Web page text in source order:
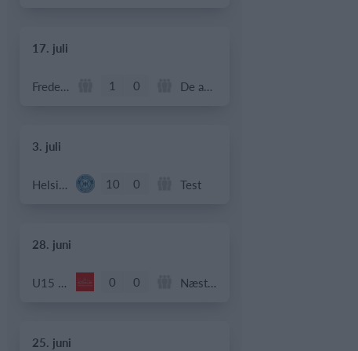
17. juli
Frederiksberg Floorball Fighters 1 0 De andre
3. juli
Helsingør If Senior 10 0 Test
28. juni
U15 piger 0 0 Næstved
25. juni